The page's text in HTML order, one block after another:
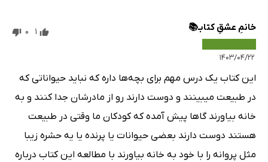
خانمِ عشقِ کتابـ📚
۱۴۰۳/۰۴/۲۲
1
0
این کتاب یک درس مهم برای بچه‌ها داره که نباید حیواناتی که
در طبیعت میبینند و دوست دارند رو از مادرشان جدا کنند و به
خانه بیاورند گاها پیش آمده که کودکان ما وقتی در طبیعت
هستند دوست دارند بعضی حیوانات یا پرنده یا یه حشره زیبا
مثل پروانه را با خود به خانه بیاورند با مطالعه این کتاب درباره